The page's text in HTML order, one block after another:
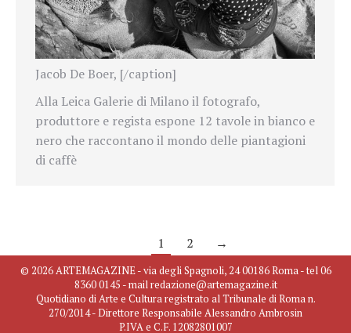
Jacob De Boer, [/caption]
Alla Leica Galerie di Milano il fotografo,
produttore e regista espone 12 tavole in bianco e
nero che raccontano il mondo delle piantagioni
di caffè
1 2 →
© 2026 ARTEMAGAZINE - via degli Spagnoli, 24 00186 Roma - tel 06
8360 0145 - mail redazione@artemagazine.it
Quotidiano di Arte e Cultura registrato al Tribunale di Roma n.
270/2014 - Direttore Responsabile Alessandro Ambrosin
P.IVA e C.F. 12082801007